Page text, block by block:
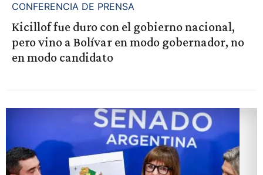
CONFERENCIA DE PRENSA
Kicillof fue duro con el gobierno nacional,
pero vino a Bolívar en modo gobernador, no
en modo candidato